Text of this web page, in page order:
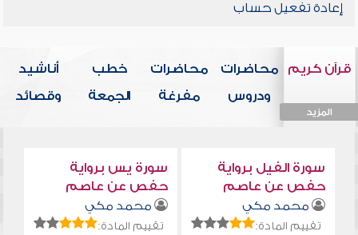
إعادة تفعيل حساب
قرآن كريم
المزيد
محاضرات
ودروس
محاضرات
مفرغة
خطب
الجمعة
أناشيد
وقصائد
سورة الفيل برواية
حفص عن عاصم
محمد مكي
تقييم المادة:
سورة يس برواية
حفص عن عاصم
محمد مكي
تقييم المادة: